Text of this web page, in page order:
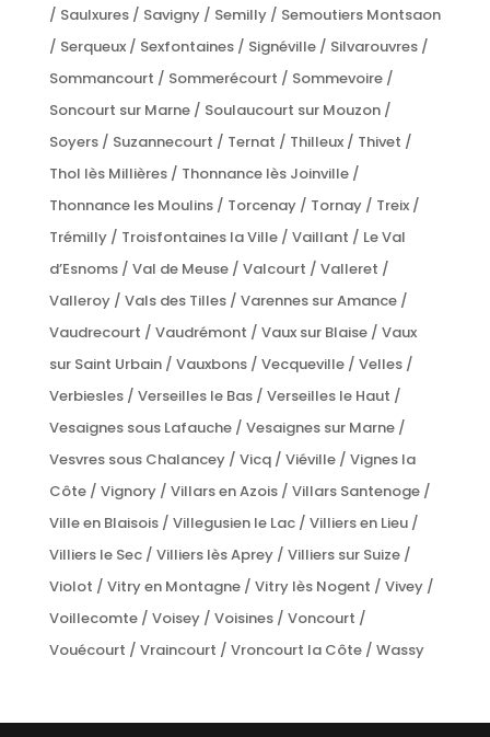
/ Saulxures / Savigny / Semilly / Semoutiers Montsaon
/ Serqueux / Sexfontaines / Signéville / Silvarouvres /
Sommancourt / Sommerécourt / Sommevoire /
Soncourt sur Marne / Soulaucourt sur Mouzon /
Soyers / Suzannecourt / Ternat / Thilleux / Thivet /
Thol lès Millières / Thonnance lès Joinville /
Thonnance les Moulins / Torcenay / Tornay / Treix /
Trémilly / Troisfontaines la Ville / Vaillant / Le Val
d’Esnoms / Val de Meuse / Valcourt / Valleret /
Valleroy / Vals des Tilles / Varennes sur Amance /
Vaudrecourt / Vaudrémont / Vaux sur Blaise / Vaux
sur Saint Urbain / Vauxbons / Vecqueville / Velles /
Verbiesles / Verseilles le Bas / Verseilles le Haut /
Vesaignes sous Lafauche / Vesaignes sur Marne /
Vesvres sous Chalancey / Vicq / Viéville / Vignes la
Côte / Vignory / Villars en Azois / Villars Santenoge /
Ville en Blaisois / Villegusien le Lac / Villiers en Lieu /
Villiers le Sec / Villiers lès Aprey / Villiers sur Suize /
Violot / Vitry en Montagne / Vitry lès Nogent / Vivey /
Voillecomte / Voisey / Voisines / Voncourt /
Vouécourt / Vraincourt / Vroncourt la Côte / Wassy